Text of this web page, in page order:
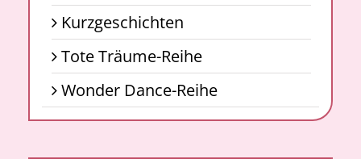
Kurzgeschichten
Tote Träume-Reihe
Wonder Dance-Reihe